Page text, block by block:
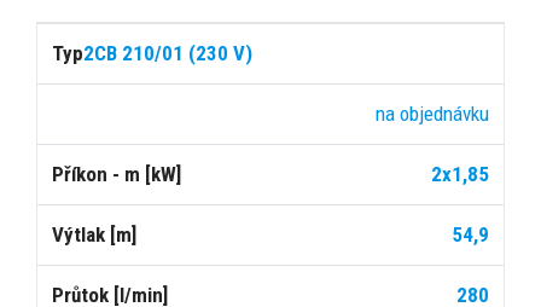
2CB 210/01 (230 V)
na objednávku
2x1,85
54,9
280